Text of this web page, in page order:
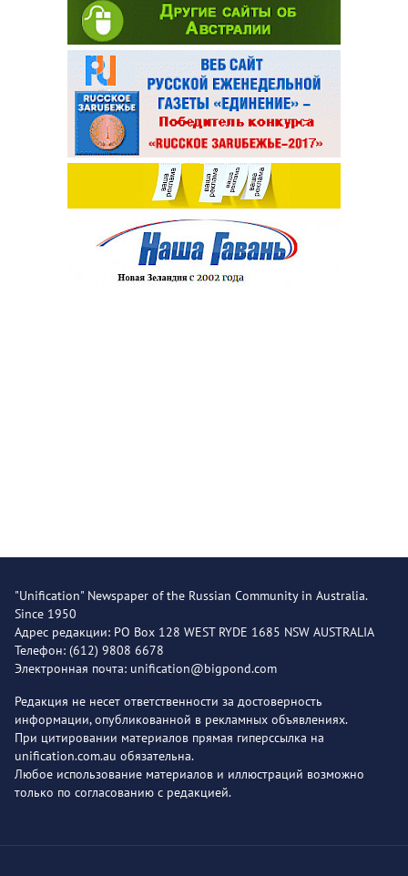
"Unification" Newspaper of the Russian Community in Australia.
Since 1950
Адрес редакции: PO Box 128 WEST RYDE 1685 NSW AUSTRALIA
Телефон: (612) 9808 6678
Электронная почта: unification@bigpond.com
Редакция не несет ответственности за достоверность
информации, опубликованной в рекламных объявлениях.
При цитировании материалов прямая гиперссылка на
unification.com.au обязательна.
Любое использование материалов и иллюстраций возможно
только по согласованию с редакцией.